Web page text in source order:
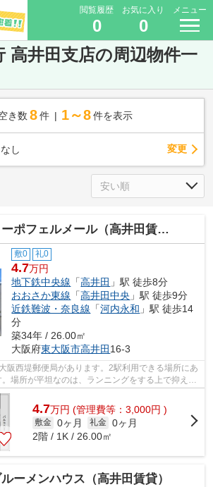
閲覧履歴
0
お気に入り
0
メニュー
高井田支店の周辺物件一
き数 8 件 1～8 件を表示
なし 変更
ポフェルメール（高井田賃貸）
敷0 礼0
4.7万円
地下鉄中央線 「高井田 」駅 徒歩8分
おおさか東線 「高井田中央 」駅 徒歩9分
近鉄難波・奈良線 「河内永和 」駅 徒歩14
分
築34年 / 26.00㎡
大阪府東大阪市高井田 16-3
阪西堤郵便局があります。2駅利用できる場所にあ
場所が平坦なのは、ランニングをする上で抑えた
のマンション...
4.7万円 (管理費等：3,000円 )
敷金 0ヶ月 礼金 0ヶ月
2階 / 1K / 26.00㎡
ーメンハウス（高井田賃貸）